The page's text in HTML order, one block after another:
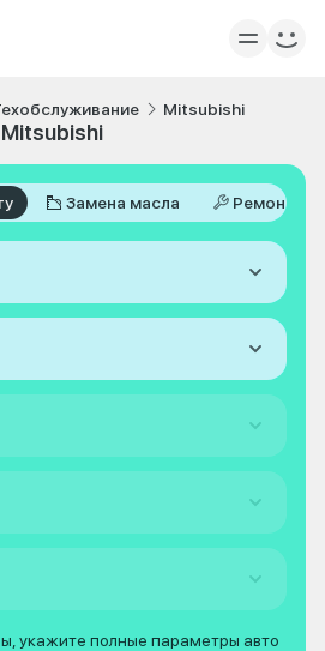
Mitsubishi
Замена масла Ремонт
укажите полные параметры авто